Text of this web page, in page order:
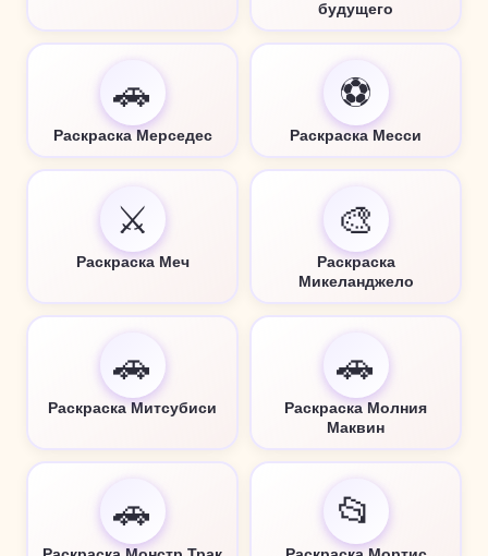
будущего
🚗
Раскраска Мерседес
⚽
Раскраска Месси
⚔️
Раскраска Меч
🎨
Раскраска
Микеланджело
🚗
Раскраска Митсубиси
🚗
Раскраска Молния
Маквин
🚗 📂